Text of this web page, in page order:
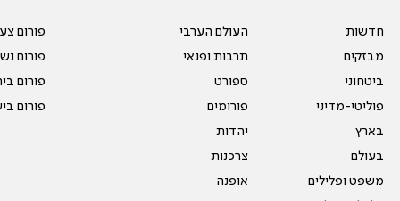
חדשות
מבזקים
ביטחוני
פוליטי-מדיני
בארץ
בעולם
משפט ופלילים
העולם הערבי
תרבות ופנאי
ספורט
פורומים
יהדות
צרכנות
אופנה
פורום
פורום
פורום
פורום